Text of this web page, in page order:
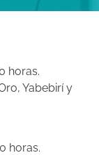
horas.
Yabebirí y
horas.